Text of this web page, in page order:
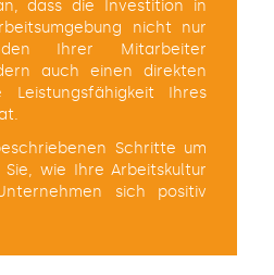
dass die Investition in
nicht nur
Ihrer Mitarbeiter
auch einen direkten
Ihres
Schritte um
wie Ihre Arbeitskultur
sich positiv